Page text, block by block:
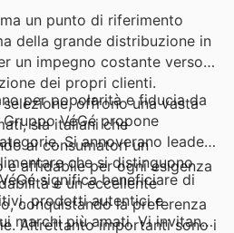
un punto di riferimento
della grande distribuzione in
un impegno costante verso
dei propri clienti.
offrono una vasta
sia italiani che
ai consumatori un
affidabile per ogni esigenza
per popolarità e fiducia da
VéGé propone
Si annoverano leader
che si distinguono
e un eccellente
conquistando la preferenza
Altrettanto importanti sono i
significa beneficiare di
prodotti autentici e
marchi più amati. Vi invitano